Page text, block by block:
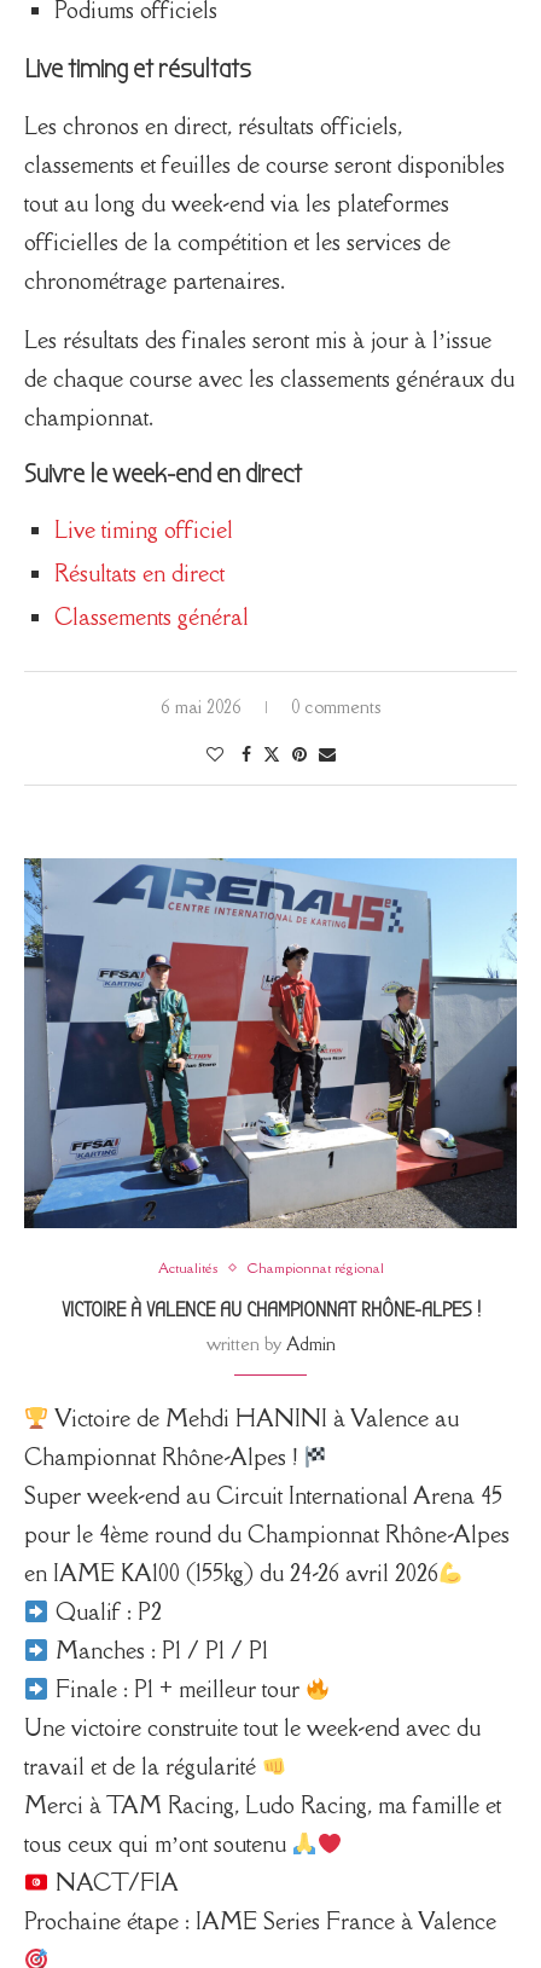
Podiums officiels
Live timing et résultats
Les chronos en direct, résultats officiels,
classements et feuilles de course seront disponibles
tout au long du week-end via les plateformes
officielles de la compétition et les services de
chronométrage partenaires.
Les résultats des finales seront mis à jour à l’issue
de chaque course avec les classements généraux du
championnat.
Suivre le week-end en direct
Live timing officiel
Résultats en direct
Classements général
6 mai 2026 0 comments
Actualités Championnat régional
VICTOIRE À VALENCE AU CHAMPIONNAT RHÔNE-ALPES !
written by Admin
Victoire de Mehdi HANINI à Valence au
Championnat Rhône-Alpes !
Super week-end au Circuit International Arena 45
pour le 4ème round du Championnat Rhône-Alpes
en IAME KA100 (155kg) du 24-26 avril 2026
Qualif : P2
Manches : P1 / P1 / P1
Finale : P1 + meilleur tour
Une victoire construite tout le week-end avec du
travail et de la régularité
Merci à TAM Racing, Ludo Racing, ma famille et
tous ceux qui m’ont soutenu
NACT/FIA
Prochaine étape : IAME Series France à Valence